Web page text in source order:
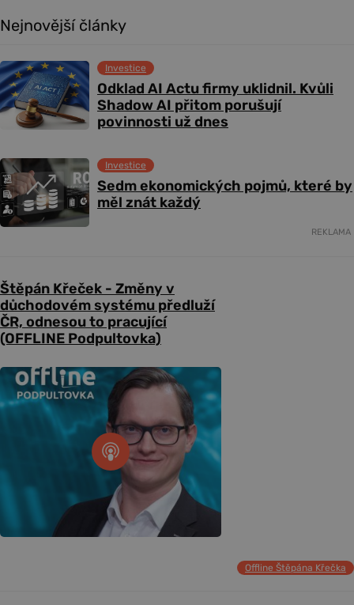
Nejnovější články
Odklad AI Actu firmy uklidnil. Kvůli
Shadow AI přitom porušují
povinnosti už dnes
Investice
Sedm ekonomických pojmů, které by
měl znát každý
Investice
REKLAMA
Štěpán Křeček - Změny v
důchodovém systému předluží
ČR, odnesou to pracující
(OFFLINE Podpultovka)
Offline Štěpána Křečka